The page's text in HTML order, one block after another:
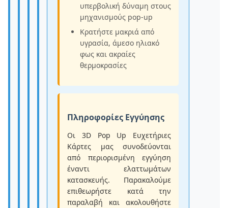
υπερβολική δύναμη στους
μηχανισμούς pop-up
Κρατήστε μακριά από
υγρασία, άμεσο ηλιακό
φως και ακραίες
θερμοκρασίες
Πληροφορίες Εγγύησης
Οι 3D Pop Up Ευχετήριες
Κάρτες μας συνοδεύονται
από περιορισμένη εγγύηση
έναντι ελαττωμάτων
κατασκευής. Παρακαλούμε
επιθεωρήστε κατά την
παραλαβή και ακολουθήστε